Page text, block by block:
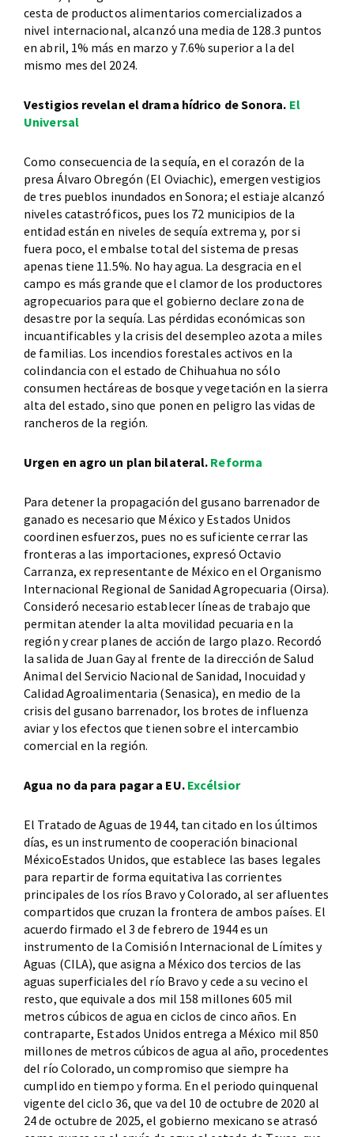
cesta de productos alimentarios comercializados a
nivel internacional, alcanzó una media de 128.3 puntos
en abril, 1% más en marzo y 7.6% superior a la del
mismo mes del 2024.
Vestigios revelan el drama hídrico de Sonora. El
Universal
Como consecuencia de la sequía, en el corazón de la
presa Álvaro Obregón (El Oviachic), emergen vestigios
de tres pueblos inundados en Sonora; el estiaje alcanzó
niveles catastróficos, pues los 72 municipios de la
entidad están en niveles de sequía extrema y, por si
fuera poco, el embalse total del sistema de presas
apenas tiene 11.5%. No hay agua. La desgracia en el
campo es más grande que el clamor de los productores
agropecuarios para que el gobierno declare zona de
desastre por la sequía. Las pérdidas económicas son
incuantificables y la crisis del desempleo azota a miles
de familias. Los incendios forestales activos en la
colindancia con el estado de Chihuahua no sólo
consumen hectáreas de bosque y vegetación en la sierra
alta del estado, sino que ponen en peligro las vidas de
rancheros de la región.
Urgen en agro un plan bilateral. Reforma
Para detener la propagación del gusano barrenador de
ganado es necesario que México y Estados Unidos
coordinen esfuerzos, pues no es suficiente cerrar las
fronteras a las importaciones, expresó Octavio
Carranza, ex representante de México en el Organismo
Internacional Regional de Sanidad Agropecuaria (Oirsa).
Consideró necesario establecer líneas de trabajo que
permitan atender la alta movilidad pecuaria en la
región y crear planes de acción de largo plazo. Recordó
la salida de Juan Gay al frente de la dirección de Salud
Animal del Servicio Nacional de Sanidad, Inocuidad y
Calidad Agroalimentaria (Senasica), en medio de la
crisis del gusano barrenador, los brotes de influenza
aviar y los efectos que tienen sobre el intercambio
comercial en la región.
Agua no da para pagar a EU. Excélsior
El Tratado de Aguas de 1944, tan citado en los últimos
días, es un instrumento de cooperación binacional
MéxicoEstados Unidos, que establece las bases legales
para repartir de forma equitativa las corrientes
principales de los ríos Bravo y Colorado, al ser afluentes
compartidos que cruzan la frontera de ambos países. El
acuerdo firmado el 3 de febrero de 1944 es un
instrumento de la Comisión Internacional de Límites y
Aguas (CILA), que asigna a México dos tercios de las
aguas superficiales del río Bravo y cede a su vecino el
resto, que equivale a dos mil 158 millones 605 mil
metros cúbicos de agua en ciclos de cinco años. En
contraparte, Estados Unidos entrega a México mil 850
millones de metros cúbicos de agua al año, procedentes
del río Colorado, un compromiso que siempre ha
cumplido en tiempo y forma. En el periodo quinquenal
vigente del ciclo 36, que va del 10 de octubre de 2020 al
24 de octubre de 2025, el gobierno mexicano se atrasó